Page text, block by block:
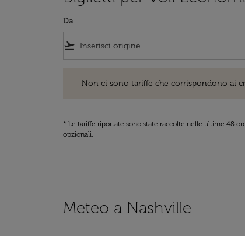
Da
flight_takeoff
Non ci sono tariffe che corrispondono ai
* Le tariffe riportate sono state raccolte nelle ultime 48
opzionali.
Meteo a Nashville